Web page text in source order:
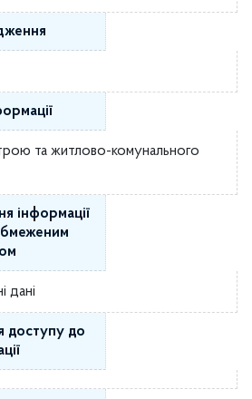
та житлово-комунального
інформації
дані
доступу до